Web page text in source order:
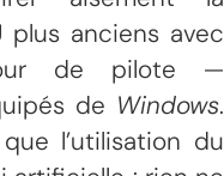
plus anciens avec
de pilote —
de Windows.
l’utilisation du